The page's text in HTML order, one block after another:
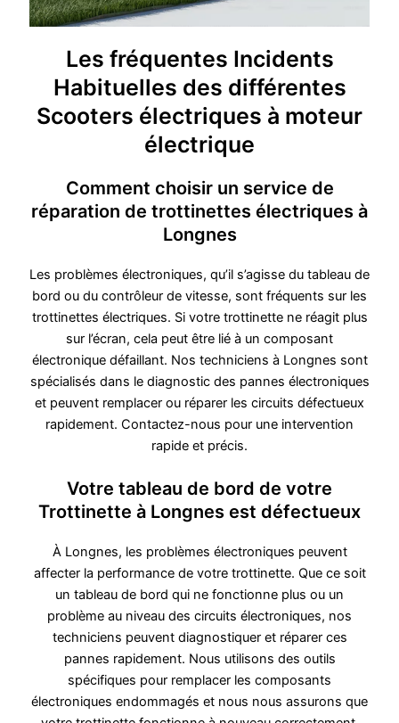
Les fréquentes Incidents
Habituelles des différentes
Scooters électriques à moteur
électrique
Comment choisir un service de
réparation de trottinettes électriques à
Longnes
Les problèmes électroniques, qu’il s’agisse du tableau de
bord ou du contrôleur de vitesse, sont fréquents sur les
trottinettes électriques. Si votre trottinette ne réagit plus
sur l’écran, cela peut être lié à un composant
électronique défaillant. Nos techniciens à Longnes sont
spécialisés dans le diagnostic des pannes électroniques
et peuvent remplacer ou réparer les circuits défectueux
rapidement. Contactez-nous pour une intervention
rapide et précis.
Votre tableau de bord de votre
Trottinette à Longnes est défectueux
À Longnes, les problèmes électroniques peuvent
affecter la performance de votre trottinette. Que ce soit
un tableau de bord qui ne fonctionne plus ou un
problème au niveau des circuits électroniques, nos
techniciens peuvent diagnostiquer et réparer ces
pannes rapidement. Nous utilisons des outils
spécifiques pour remplacer les composants
électroniques endommagés et nous nous assurons que